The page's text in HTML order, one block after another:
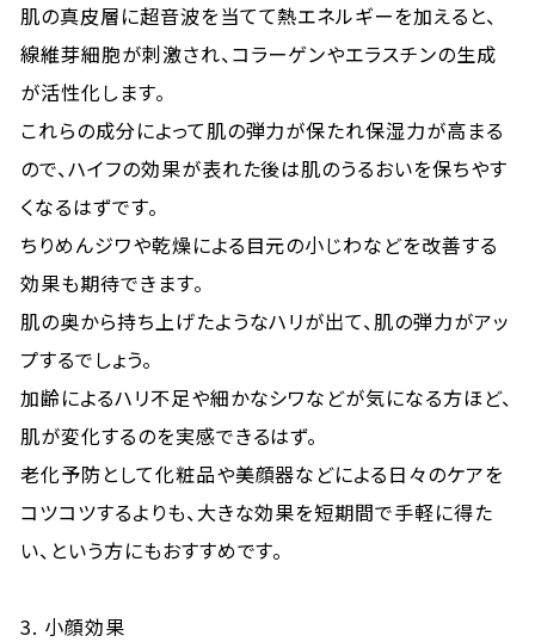
肌の真皮層に超音波を当てて熱エネルギーを加えると、
線維芽細胞が刺激され、コラーゲンやエラスチンの生成
が活性化します。
これらの成分によって肌の弾力が保たれ保湿力が高まる
ので、ハイフの効果が表れた後は肌のうるおいを保ちやす
くなるはずです。
ちりめんジワや乾燥による目元の小じわなどを改善する
効果も期待できます。
肌の奥から持ち上げたようなハリが出て、肌の弾力がアッ
プするでしょう。
加齢によるハリ不足や細かなシワなどが気になる方ほど、
肌が変化するのを実感できるはず。
老化予防として化粧品や美顔器などによる日々のケアを
コツコツするよりも、大きな効果を短期間で手軽に得た
い、という方にもおすすめです。
3. 小顔効果